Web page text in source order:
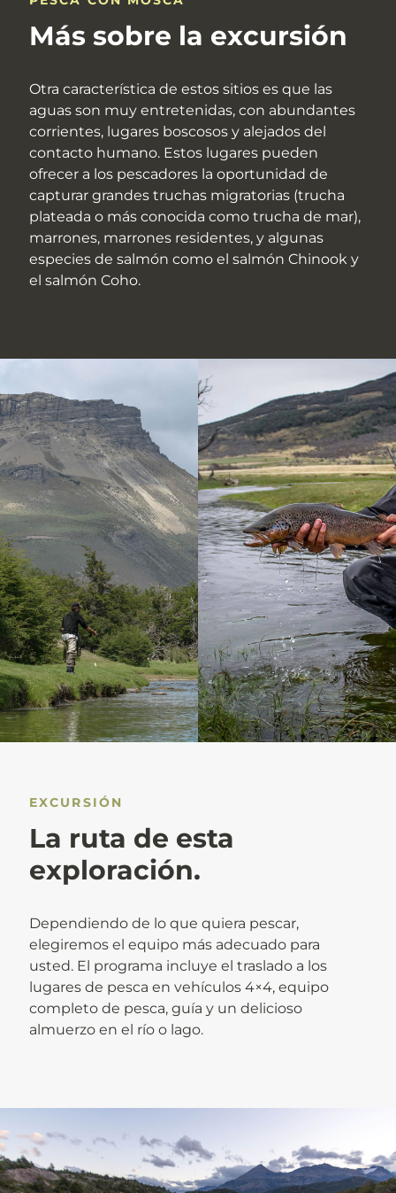
Más sobre la excursión
Otra característica de estos sitios es que las
aguas son muy entretenidas, con abundantes
corrientes, lugares boscosos y alejados del
contacto humano. Estos lugares pueden
ofrecer a los pescadores la oportunidad de
capturar grandes truchas migratorias (trucha
plateada o más conocida como trucha de mar),
marrones, marrones residentes, y algunas
especies de salmón como el salmón Chinook y
el salmón Coho.
EXCURSIÓN
La ruta de esta
exploración.
Dependiendo de lo que quiera pescar,
elegiremos el equipo más adecuado para
usted. El programa incluye el traslado a los
lugares de pesca en vehículos 4×4, equipo
completo de pesca, guía y un delicioso
almuerzo en el río o lago.